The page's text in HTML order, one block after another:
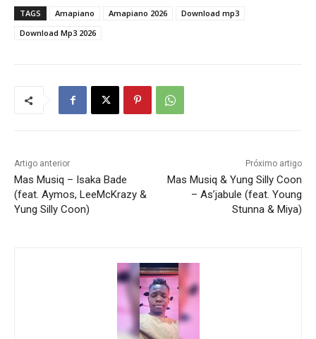
TAGS Amapiano Amapiano 2026
Download mp3
Download Mp3 2026
Artigo anterior
Mas Musiq – Isaka Bade
(feat. Aymos, LeeMcKrazy &
Yung Silly Coon)
Próximo artigo
Mas Musiq & Yung Silly Coon
– As’jabule (feat. Young
Stunna & Miya)